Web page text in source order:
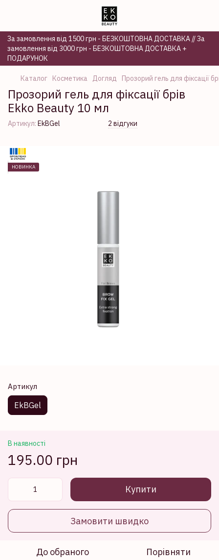
За замовлення від 1500 грн - БЕЗКОШТОВНА ДОСТАВКА // За
замовлення від 3000 грн - БЕЗКОШТОВНА ДОСТАВКА +
ПОДАРУНОК
Каталог Косметика Догляд Прозорий гель для фіксації
Прозорий гель для фіксації брів
Ekko Beauty 10 мл
Артикул: EkBGel 2 відгуки
НОВИНКА
Артикул
EkBGel
В наявності
195.00 грн
Купити
Замовити швидко
До обраного Порівняти